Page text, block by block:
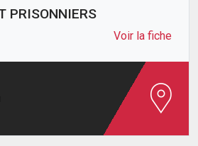
PRISONNIERS
Voir la fiche